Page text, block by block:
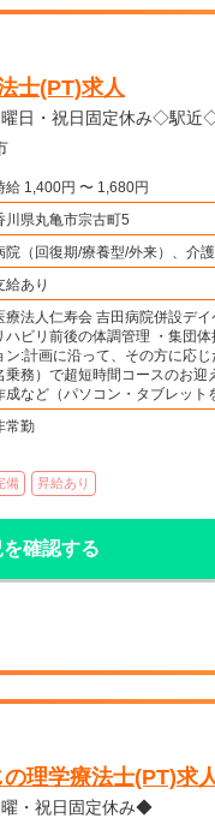
士(PT)求人
時給 1,400円 〜 1,680円
川県丸亀市宗古町5
院（回復期/療養型/外来）、介
給あり
療法人仁寿会 吉田病院併設デ
ハビリ前後の体調管理 ・集団
ン:計画に沿って、その方に応
乗務）で超短時間コースのお
成など（パソコン・タブレット
常勤
備 昇給あり
確認する
理学療法士(PT)求
/丸亀市】 ◆日曜・祝日固定休み◆